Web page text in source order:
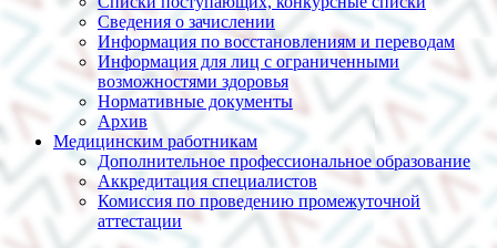
Сведения о зачислении
Информация по восстановлениям и переводам
Информация для лиц с ограниченными
возможностями здоровья
Нормативные документы
Архив
Медицинским работникам
Дополнительное профессиональное образование
Аккредитация специалистов
Комиссия по проведению промежуточной
аттестации